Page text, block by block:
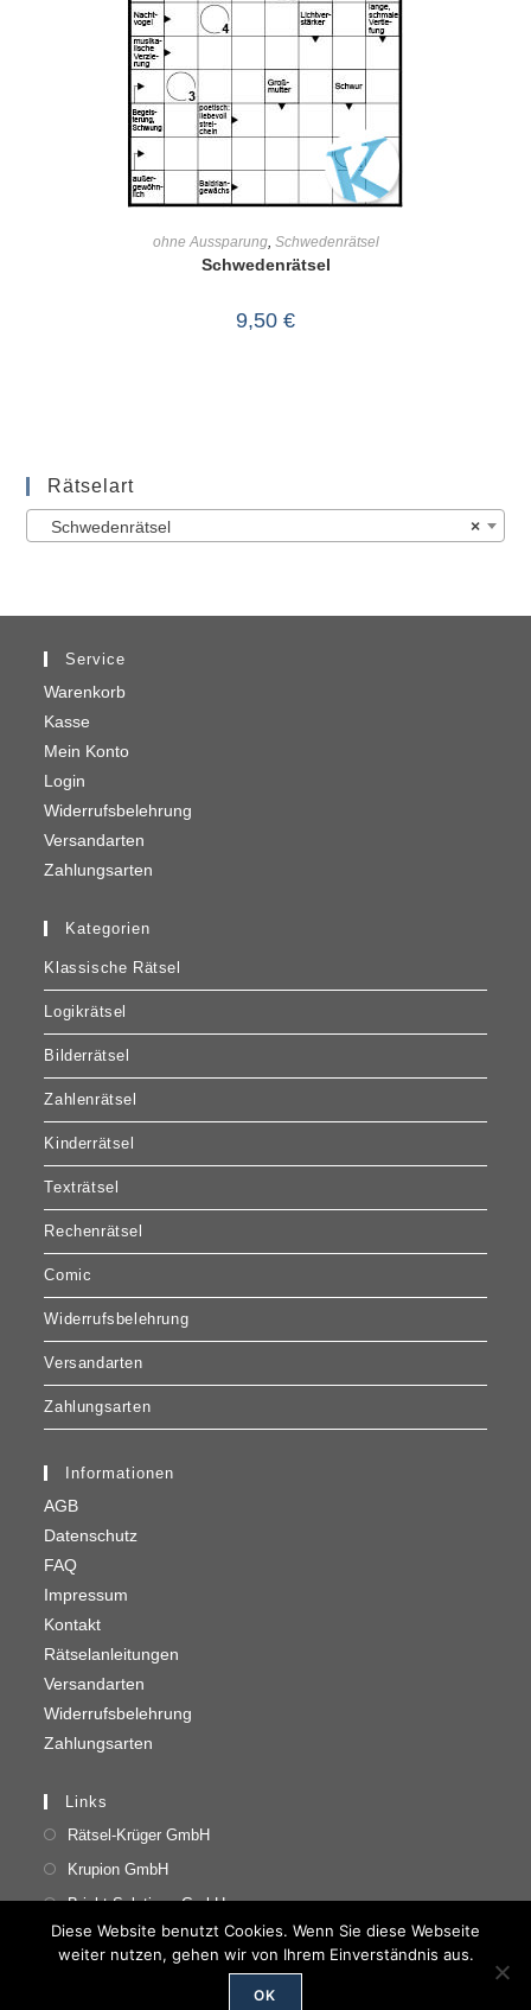
ohne Aussparung, Schwedenrätsel
Schwedenrätsel
9,50 €
Rätselart
×
Schwedenrätsel
Service
Warenkorb
Kasse
Mein Konto
Login
Widerrufsbelehrung
Versandarten
Zahlungsarten
Kategorien
Klassische Rätsel
Logikrätsel
Bilderrätsel
Zahlenrätsel
Kinderrätsel
Texträtsel
Rechenrätsel
Comic
Widerrufsbelehrung
Versandarten
Zahlungsarten
Informationen
AGB
Datenschutz
FAQ
Impressum
Kontakt
Rätselanleitungen
Versandarten
Widerrufsbelehrung
Zahlungsarten
Links
Rätsel-Krüger GmbH
Krupion GmbH
Bright Solutions GmbH
Diese Website benutzt Cookies. Wenn Sie diese Webseite
weiter nutzen, gehen wir von Ihrem Einverständnis aus.
OK